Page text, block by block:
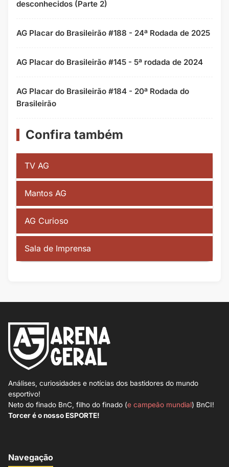
desconhecidos (Parte 2)
AG Placar do Brasileirão #188 - 24ª Rodada de 2025
AG Placar do Brasileirão #145 - 5ª rodada de 2024
AG Placar do Brasileirão #184 - 20ª Rodada do
Brasileirão
Confira também
TV AG
Mantos AG
AG Curioso
Sala de Imprensa
Análises, curiosidades e notícias dos bastidores do mundo
esportivo!
Neto do finado BnC, filho do finado (e campeão mundial) BnCI!
Torcer é o nosso ESPORTE!
Navegação